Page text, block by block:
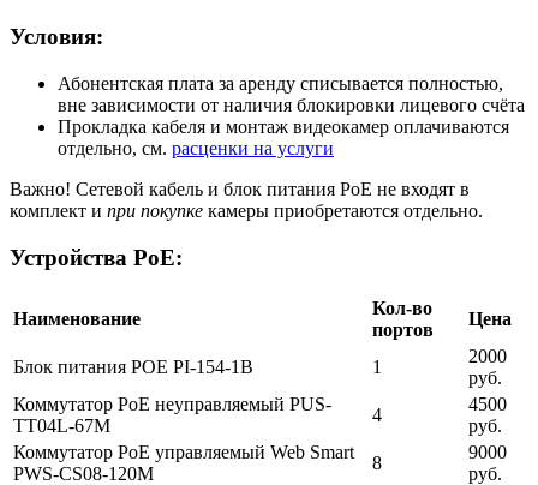
Условия:
Абонентская плата за аренду списывается полностью,
вне зависимости от наличия блокировки лицевого счёта
Прокладка кабеля и монтаж видеокамер оплачиваются
отдельно, см. расценки на услуги
Важно! Сетевой кабель и блок питания PoE не входят в
комплект и при покупке камеры приобретаются отдельно.
Устройства PoE:
Наименование
Кол-во
портов
Цена
Блок питания POE PI-154-1B 1
2000
руб.
Коммутатор PoE неуправляемый PUS-
TT04L-67M
4
4500
руб.
Коммутатор PoE управляемый Web Smart
PWS-CS08-120M
8
9000
руб.